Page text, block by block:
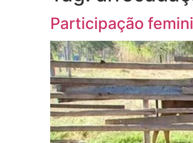
Participação